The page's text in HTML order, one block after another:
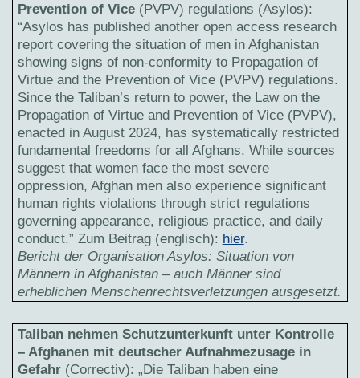
Prevention of Vice(PVPV) regulations (Asylos):
“Asylos has published another open access research
report covering the situation of men in Afghanistan
showing signs of non-conformity to Propagation of
Virtue and the Prevention of Vice (PVPV) regulations.
Since the Taliban’s return to power, the Law on the
Propagation of Virtue and Prevention of Vice (PVPV),
enacted in August 2024, has systematically restricted
fundamental freedoms for all Afghans. While sources
suggest that women face the most severe
oppression, Afghan men also experience significant
human rights violations through strict regulations
governing appearance, religious practice, and daily
conduct.” Zum Beitrag (englisch): hier.
Bericht der Organisation Asylos: Situation von
Männern in Afghanistan – auch Männer sind
erheblichen Menschenrechtsverletzungen ausgesetzt.
Taliban nehmen Schutzunterkunft unter Kontrolle
– Afghanen mit deutscher Aufnahmezusage in
Gefahr (Correctiv): „Die Taliban haben eine